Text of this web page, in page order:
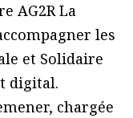
AG2R La
les
et Solidaire
digital.
chargée